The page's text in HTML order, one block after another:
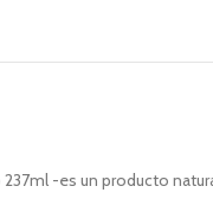
237ml -es un producto